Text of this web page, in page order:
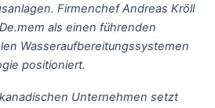
Firmenchef Andreas Kröll
als einen führenden
Wasseraufbereitungssystemen
positioniert.
Unternehmen setzt